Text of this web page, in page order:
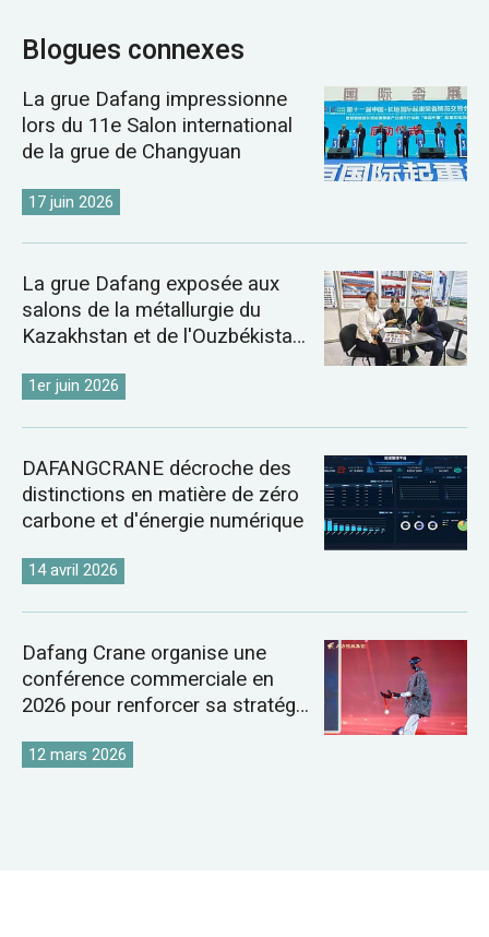
Blogues connexes
La grue Dafang impressionne
lors du 11e Salon international
de la grue de Changyuan
17 juin 2026
La grue Dafang exposée aux
salons de la métallurgie du
Kazakhstan et de l'Ouzbékistan
1er juin 2026
DAFANGCRANE décroche des
distinctions en matière de zéro
carbone et d'énergie numérique
14 avril 2026
Dafang Crane organise une
conférence commerciale en
2026 pour renforcer sa stratégie
grues
12 mars 2026